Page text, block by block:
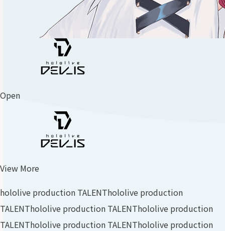
Open
View More
hololive production TALENThololive production
TALENThololive production TALENThololive production
TALENThololive production TALENThololive production